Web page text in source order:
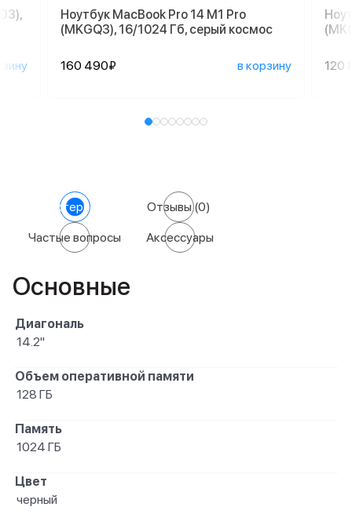
Ноутбук MacBook Pro 14 M1 Pro
(MKGQ3), 16/1024 Гб, серый космос
160 490₽ в корзину 120
Характеристики Отзывы(0)
Частые вопросы Аксессуары
Основные
Диагональ
14.2"
Объем оперативной памяти
128 ГБ
Память
1024 ГБ
Цвет
черный